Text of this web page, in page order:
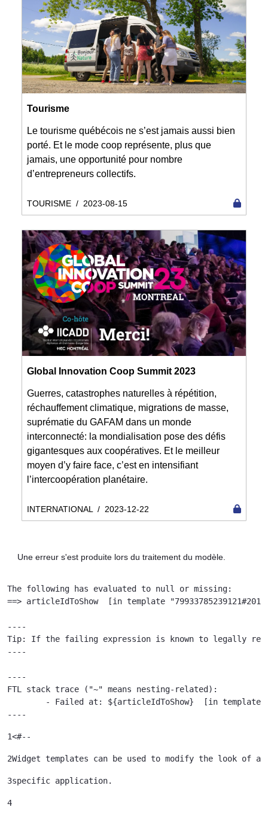
Tourisme
Le tourisme québécois ne s’est jamais aussi bien
porté. Et le mode coop représente, plus que
jamais, une opportunité pour nombre
d’entrepreneurs collectifs.
TOURISME / 2023-08-15
Global Innovation Coop Summit 2023
Guerres, catastrophes naturelles à répétition,
réchauffement climatique, migrations de masse,
suprématie du GAFAM dans un monde
interconnecté: la mondialisation pose des défis
gigantesques aux coopératives. Et le meilleur
moyen d’y faire face, c’est en intensifiant
l’intercoopération planétaire.
INTERNATIONAL / 2023-12-22
Une erreur s'est produite lors du traitement du modèle.
The following has evaluated to null or missing:
==> articleIdToShow  [in template
----
Tip: If the failing expression is known to legally refer
----
----
FTL stack trace ("~" means nesting-related):
----
1<#--
2Widget templates can be used to modify the look of a
3specific application.
4